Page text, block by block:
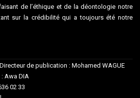
de l’éthique et de la déontologie notre
sur la crédibilité qui a toujours été notre
de publication : Mohamed WAGUE
Awa DIA
02 33